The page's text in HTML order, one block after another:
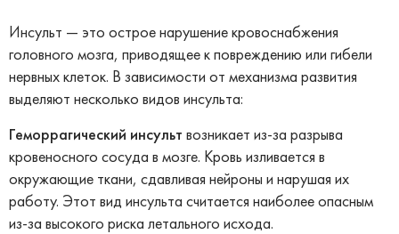
Инсульт — это острое нарушение кровоснабжения
головного мозга, приводящее к повреждению или гибели
нервных клеток. В зависимости от механизма развития
выделяют несколько видов инсульта:
Геморрагический инсульт возникает из-за разрыва
кровеносного сосуда в мозге. Кровь изливается в
окружающие ткани, сдавливая нейроны и нарушая их
работу. Этот вид инсульта считается наиболее опасным
из-за высокого риска летального исхода.